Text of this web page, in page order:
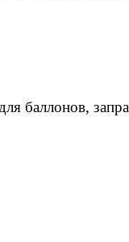
баллонов,